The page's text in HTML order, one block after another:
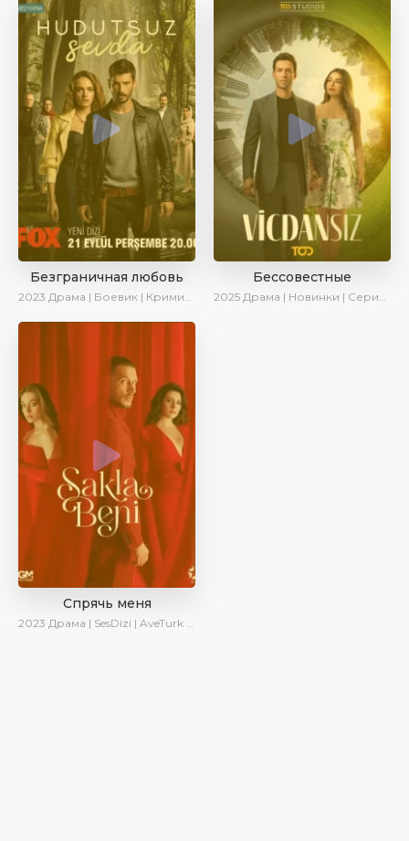
Безграничная любовь
2023 Драма | Боевик | Криминал | SesDizi | Сериалы 2023
Бессовестные
2025 Драма | Новинки | Сериалы 2025
Спрячь меня
2023 Драма | SesDizi | AveTurk | AlisaDirilis | Сериалы 2023